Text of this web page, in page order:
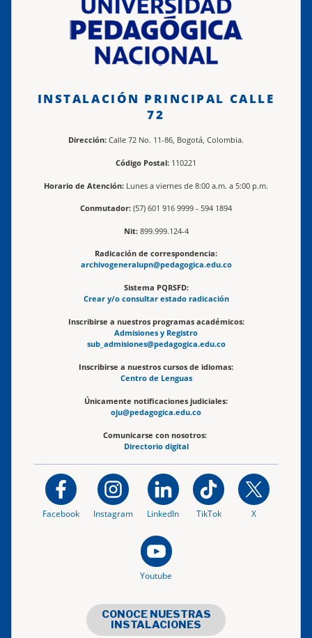
INSTALACIÓN PRINCIPAL CALLE
72
Dirección: Calle 72 No. 11-86, Bogotá, Colombia.
Código Postal: 110221
Horario de Atención: Lunes a viernes de 8:00 a.m. a 5:00 p.m.
Conmutador: (57) 601 916 9999 - 594 1894
Nit:899.999.124-4
Radicación de correspondencia:
archivogeneralupn@pedagogica.edu.co
Sistema PQRSFD:
Crear y/o consultar estado radicación
Inscribirse a nuestros programas académicos:
Admisiones y Registro
sub_admisiones@pedagogica.edu.co
Inscribirse a nuestros cursos de idiomas:
Centro de Lenguas
Únicamente notificaciones judiciales:
oju@pedagogica.edu.co
Comunicarse con nosotros:
Directorio digital
Facebook Instagram LinkedIn TikTok X
Youtube
CONOCE NUESTRAS
INSTALACIONES